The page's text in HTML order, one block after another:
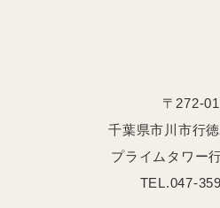
〒272-
千葉県市川市行
プライムタワー
TEL.047-